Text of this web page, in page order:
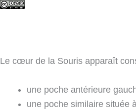
Le cœur de la Souris apparaît
une poche antérieure
une poche similaire située